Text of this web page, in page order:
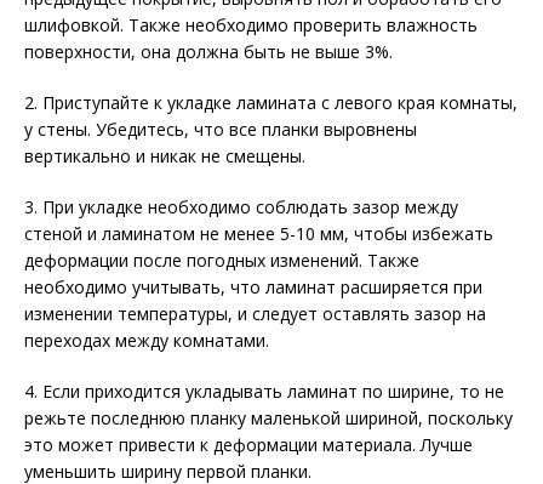
шлифовкой. Также необходимо проверить влажность
поверхности, она должна быть не выше 3%.
2. Приступайте к укладке ламината с левого края комнаты,
у стены. Убедитесь, что все планки выровнены
вертикально и никак не смещены.
3. При укладке необходимо соблюдать зазор между
стеной и ламинатом не менее 5-10 мм, чтобы избежать
деформации после погодных изменений. Также
необходимо учитывать, что ламинат расширяется при
изменении температуры, и следует оставлять зазор на
переходах между комнатами.
4. Если приходится укладывать ламинат по ширине, то не
режьте последнюю планку маленькой шириной, поскольку
это может привести к деформации материала. Лучше
уменьшить ширину первой планки.